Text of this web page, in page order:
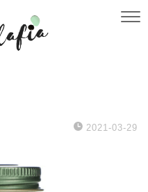
2021-03-29